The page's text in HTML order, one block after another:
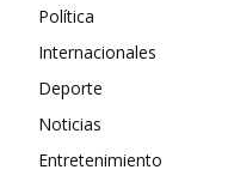
Política
Internacionales
Deporte
Noticias
Entretenimiento